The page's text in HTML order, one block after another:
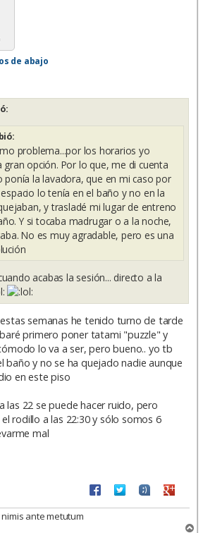
de abajo
problema...por los horarios yo
opción. Por lo que, me di cuenta
ponía la lavadora, que en mi caso por
lo tenía en el baño y no en la
y trasladé mi lugar de entreno
Y si tocaba madrugar o a la noche,
No es muy agradable, pero es una
acabas la sesión... directo a la
semanas he tenido turno de tarde
primero poner tatami "puzzle" y
lo va a ser, pero bueno.. yo tb
baño y no se ha quejado nadie aunque
en este piso
las 22 se puede hacer ruido, pero
rodillo a las 22:30 y sólo somos 6
mal
ante metutum